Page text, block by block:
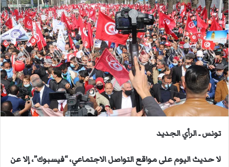
س
ل
ب
ر
ي
د
ا
إ
ل
ك
تونس ـ الرأي الجديد
لا حديث اليوم على مواقع التواصل الاجتماعي، “فيسبوك”، إلا عن